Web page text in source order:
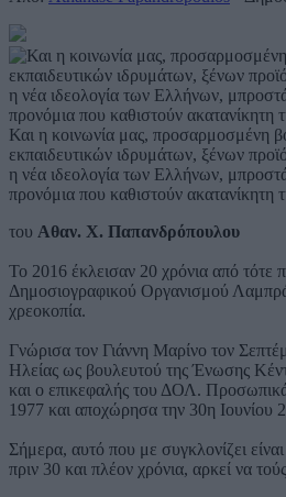
Και η κοινωνία μας, προσαρμοσμένη
εκπαιδευτικών ιδρυμάτων, ξένων
η νέα ιδεολογία των Ελλήνων,
προνόμια που καθιστούν ακατανίκητη
του Αθαν. Χ. Παπανδρόπουλου
Το 2016 έκλεισαν 20 χρόνια από τότε
Δημοσιογραφικού Οργανισμού
χρεοκοπία.
Γνώρισα τον Γιάννη Μαρίνο τον
Ηλείας ως βουλευτού της Ένωσης
και ο επικεφαλής του ΔΟΛ.
1977 και αποχώρησα την 30η Ιουνίου
Σήμερα, αυτό που με συγκλονίζει
πριν 30 και πλέον χρόνια, αρκεί να